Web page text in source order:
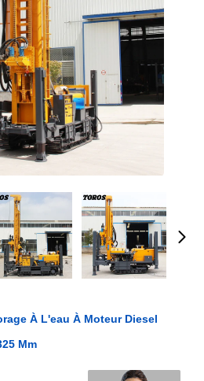
À L'eau À Moteur Diesel
Mm